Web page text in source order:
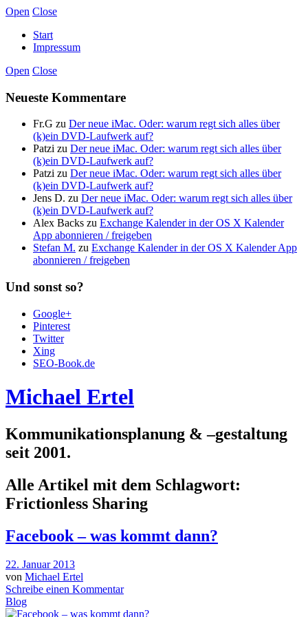
Open Close
Start
Impressum
Open Close
Neueste Kommentare
Fr.G zu Der neue iMac. Oder: warum regt sich alles über
(k)ein DVD-Laufwerk auf?
Patzi zu Der neue iMac. Oder: warum regt sich alles über
(k)ein DVD-Laufwerk auf?
Patzi zu Der neue iMac. Oder: warum regt sich alles über
(k)ein DVD-Laufwerk auf?
Jens D. zu Der neue iMac. Oder: warum regt sich alles über
(k)ein DVD-Laufwerk auf?
Alex Backs zu Exchange Kalender in der OS X Kalender
App abonnieren / freigeben
Stefan M. zu Exchange Kalender in der OS X Kalender App
abonnieren / freigeben
Und sonst so?
Google+
Pinterest
Twitter
Xing
SEO-Book.de
Michael Ertel
Kommunikationsplanung & –gestaltung
seit 2001.
Alle Artikel mit dem Schlagwort:
Frictionless Sharing
Facebook – was kommt dann?
22. Januar 2013
von Michael Ertel
Schreibe einen Kommentar
Blog